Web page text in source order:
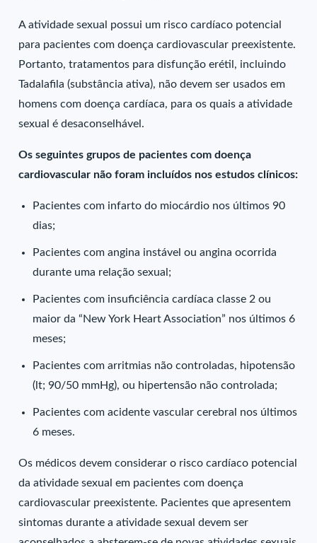
A atividade sexual possui um risco cardíaco potencial
para pacientes com doença cardiovascular preexistente.
Portanto, tratamentos para disfunção erétil, incluindo
Tadalafila (substância ativa), não devem ser usados em
homens com doença cardíaca, para os quais a atividade
sexual é desaconselhável.
Os seguintes grupos de pacientes com doença
cardiovascular não foram incluídos nos estudos clínicos:
Pacientes com infarto do miocárdio nos últimos 90
dias;
Pacientes com angina instável ou angina ocorrida
durante uma relação sexual;
Pacientes com insuficiência cardíaca classe 2 ou
maior da “New York Heart Association” nos últimos 6
meses;
Pacientes com arritmias não controladas, hipotensão
(lt; 90/50 mmHg), ou hipertensão não controlada;
Pacientes com acidente vascular cerebral nos últimos
6 meses.
Os médicos devem considerar o risco cardíaco potencial
da atividade sexual em pacientes com doença
cardiovascular preexistente. Pacientes que apresentem
sintomas durante a atividade sexual devem ser